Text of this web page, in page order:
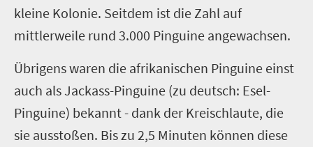
kleine Kolonie. Seitdem ist die Zahl auf
mittlerweile rund 3.000 Pinguine angewachsen.
Übrigens waren die afrikanischen Pinguine einst
auch als Jackass-Pinguine (zu deutsch: Esel-
Pinguine) bekannt - dank der Kreischlaute, die
sie ausstoßen. Bis zu 2,5 Minuten können diese